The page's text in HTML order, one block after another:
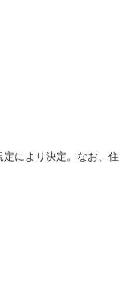
により決定。なお、住